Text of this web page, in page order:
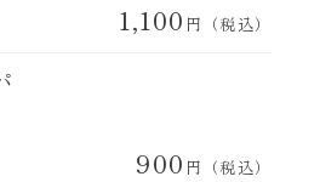
1,100 円（税込）
900 円（税込）